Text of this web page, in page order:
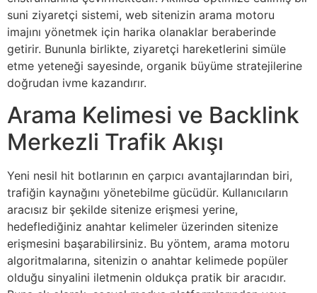
suni ziyaretçi sistemi, web sitenizin arama motoru
imajını yönetmek için harika olanaklar beraberinde
getirir. Bununla birlikte, ziyaretçi hareketlerini simüle
etme yeteneği sayesinde, organik büyüme stratejilerine
doğrudan ivme kazandırır.
Arama Kelimesi ve Backlink
Merkezli Trafik Akışı
Yeni nesil hit botlarının en çarpıcı avantajlarından biri,
trafiğin kaynağını yönetebilme gücüdür. Kullanıcıların
aracısız bir şekilde sitenize erişmesi yerine,
hedeflediğiniz anahtar kelimeler üzerinden sitenize
erişmesini başarabilirsiniz. Bu yöntem, arama motoru
algoritmalarına, sitenizin o anahtar kelimede popüler
olduğu sinyalini iletmenin oldukça pratik bir aracıdır.